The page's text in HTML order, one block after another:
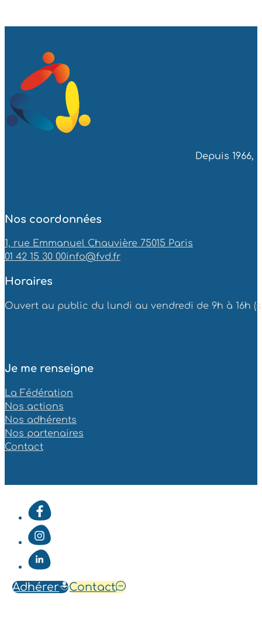
Adhérer Contact
Depuis
Nos coordonnées
1, rue Emmanuel Chauvière 75015 Paris
01 42 15 30 00info@fvd.fr
Horaires
Ouvert au public du lundi au vendredi de 9h à 16h
Je me renseigne
La Fédération
Nos actions
Nos adhérents
Nos partenaires
Contact